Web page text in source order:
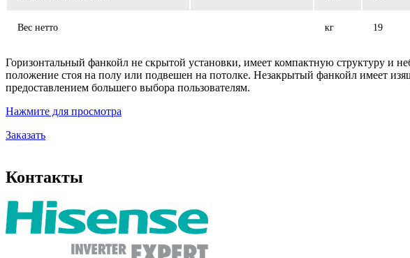
Вес нетто кг 19
Горизонтальный фанкойл не скрытой установки, имеет компактную структуру и
положение стоя на полу или подвешен на потолке. Незакрытый фанкойл имеет
предоставлением большего выбора пользователям.
Нажмите для просмотра
Заказать
Контакты